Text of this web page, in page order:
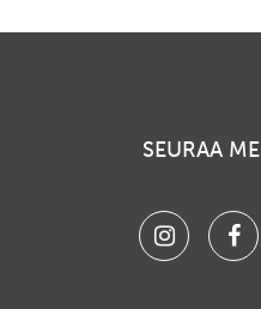
SEURAA
Instagram